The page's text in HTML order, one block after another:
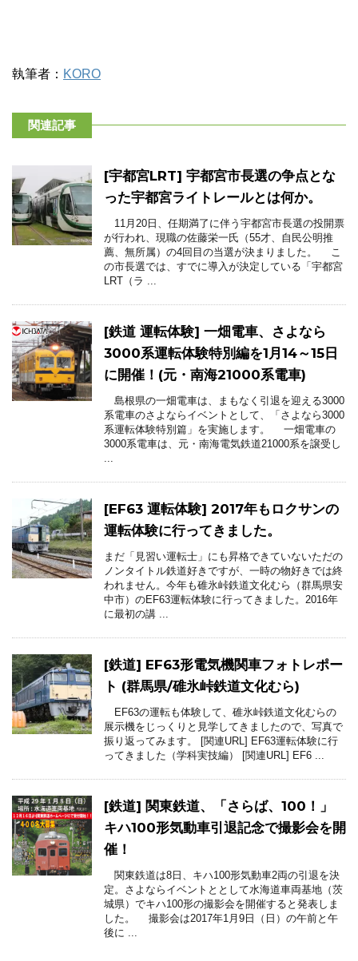
執筆者： KORO
関連記事
[宇都宮LRT] 宇都宮市長選の争点とな
った宇都宮ライトレールとは何か。
11月20日、任期満了に伴う宇都宮市長選の投開票
が行われ、現職の佐藤栄一氏（55才、自民公明推
薦、無所属）の4回目の当選が決まりました。 こ
の市長選では、すでに導入が決定している「宇都宮
LRT（ラ ...
[鉄道 運転体験] 一畑電車、さよなら
3000系運転体験特別編を1月14～15日
に開催！(元・南海21000系電車)
島根県の一畑電車は、まもなく引退を迎える3000
系電車のさよならイベントとして、「さよなら3000
系運転体験特別篇」を実施します。 一畑電車の
3000系電車は、元・南海電気鉄道21000系を譲受し
...
[EF63 運転体験] 2017年もロクサンの
運転体験に行ってきました。
まだ「見習い運転士」にも昇格できていないただの
ノンタイトル鉄道好きですが、一時の物好きでは終
われません。今年も碓氷峠鉄道文化むら（群馬県安
中市）のEF63運転体験に行ってきました。2016年
に最初の講 ...
[鉄道] EF63形電気機関車フォトレポー
ト (群馬県/碓氷峠鉄道文化むら)
EF63の運転も体験して、碓氷峠鉄道文化むらの
展示機をじっくりと見学してきましたので、写真で
振り返ってみます。 [関連URL] EF63運転体験に行
ってきました（学科実技編） [関連URL] EF6 ...
[鉄道] 関東鉄道、「さらば、100！」
キハ100形気動車引退記念で撮影会を開
催！
関東鉄道は8日、キハ100形気動車2両の引退を決
定。さよならイベントととして水海道車両基地（茨
城県）でキハ100形の撮影会を開催すると発表しま
した。 撮影会は2017年1月9日（日）の午前と午
後に ...